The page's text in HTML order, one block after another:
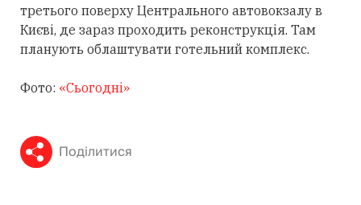
третього поверху Центрального автовокзалу в
Києві, де зараз проходить реконструкція. Там
планують облаштувати готельний комплекс.
Фото: «Сьогодні»
Поділитися